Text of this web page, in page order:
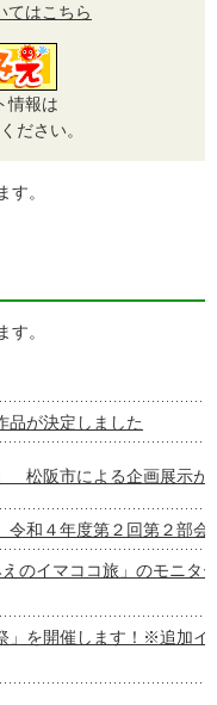
てはこちら
情報は
ださい。
。
。
品が決定しました
松阪市による企画展示が
和４年度第２回第２部会
のイマココ旅」のモニタ
」を開催します！※追加イ